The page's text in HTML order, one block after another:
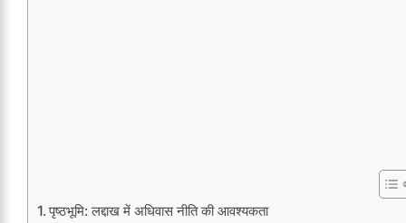
पृष्ठभूमि: लद्दाख में अधिवास नीति की आवश्यकता